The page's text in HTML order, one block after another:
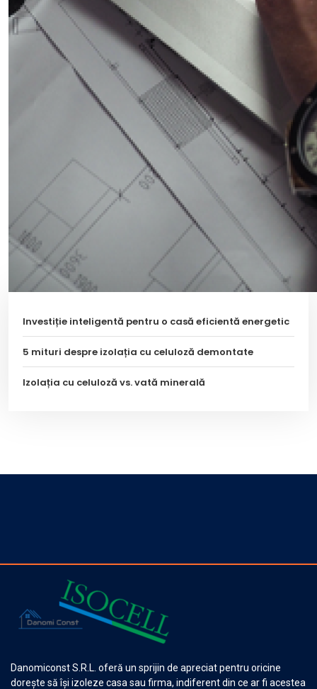
Investiție inteligentă pentru o casă eficientă energetic
5 mituri despre izolația cu celuloză demontate
Izolația cu celuloză vs. vată minerală
Danomiconst S.R.L. oferă un sprijin de apreciat pentru oricine
dorește să își izoleze casa sau firma, indiferent din ce ar fi acestea